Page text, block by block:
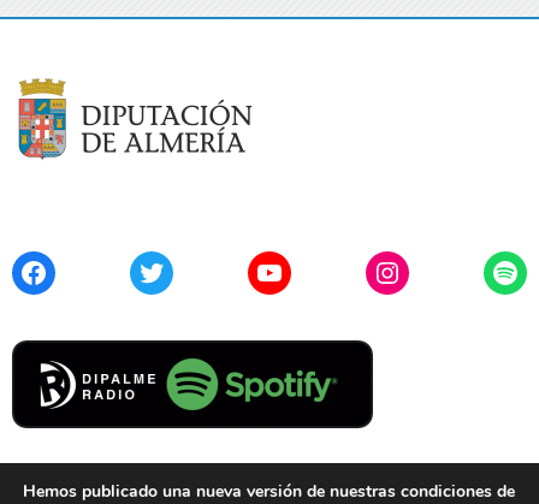
FacebookTwitter YouTubeInstagram
Hemos publicado una nueva versión de nuestras condiciones de